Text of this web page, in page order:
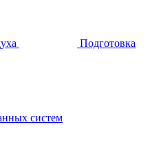
Подготовка
систем